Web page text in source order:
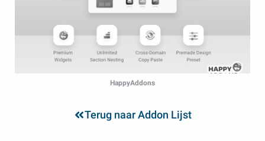
HappyAddons
Terug naar Addon Lijst